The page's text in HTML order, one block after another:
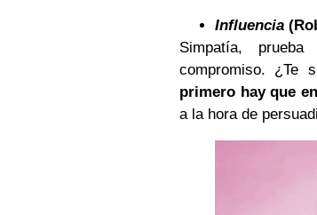
Influencia
Simpatía,
compromiso. ¿Te
primero hay que
a la hora de